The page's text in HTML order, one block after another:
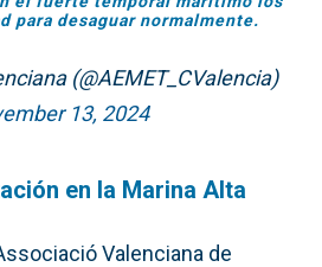
para desaguar normalmente.
(@AEMET_CValencia)
13, 2024
en la Marina Alta
Valenciana de